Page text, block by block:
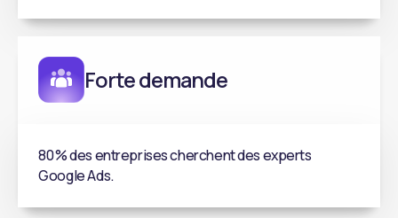
Forte demande
80 % des entreprises cherchent des experts
Google Ads.